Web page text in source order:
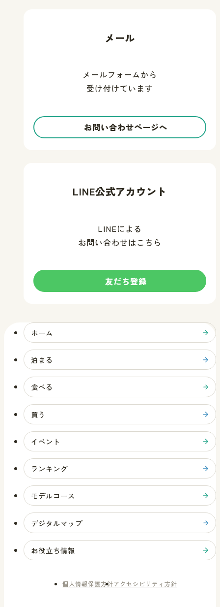
メール
メールフォームから
受け付けています
お問い合わせページへ
LINE公式アカウント
LINEによる
お問い合わせはこちら
友だち登録
す
る
ホーム
泊まる
食べる
買う
イベント
ランキング
モデルコース
デジタルマップ
お役立ち情報
個人情報保護方針アクセシビリティ方針